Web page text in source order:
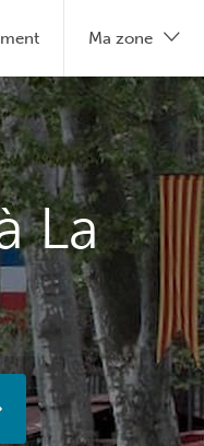
La
Ma zone